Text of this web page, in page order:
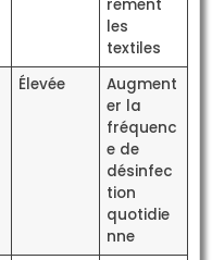
rement
les
textiles
Élevée
Augment
er la
fréquenc
e de
désinfec
tion
quotidie
nne